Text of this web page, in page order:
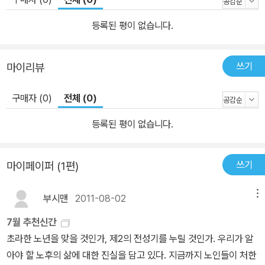
에디터가 직접 취재한 파리의 소녀스러운 인테리어를 풍성한 사진과
글로 엮어냈다. 컬러풀한 인테리어 잡화와 앙증맞은 핸드메이드 소
스러운 파리의 걸리시 숍가이드와 함께 만나볼 수 있다 파리의 감각
을 배우고 싶다면 놓치지 말고 구매해야 할 '머스트 바이 북'. 2009년
| 128면 | 13,000원 #2 파리의 오피스 스타일 전 세계의 트렌드를
주도하는 파리지앵들은 어떤 오피스에서 근무할까? 파란 하늘이 올
려다 보이는 개방형 천장 아래에서 작업을 하고, 수백 종류의 잡지와
고, 저녁이면 직장 동료들과 에펠탑이 내려다 보이는 옥상에서 바비
큐 파티를 즐기는 파리의 크리에이터들. 아이디어가 절로 샘솟는 감
각적인 그들만의 오피스 인테리어를 배워볼 수 있는 책. 2009년 | 12
8면 | 13,000원 #3 파리에서 발견한 단독주택 인테리어 파리에 꼭
꼭 숨어 있는 멋진 단독주택들이 한가득! 자신의 개성을 한껏 살린 인
테리어로 무장한 기발하고 저렴하며 쾌적한 단독주택들을 소개한다.
<파리에서 발견한 단독주택 인테리어>에서는 보석 같은 단독주택의
등록된 평이 없습니다.
마이리뷰 쓰기
구매자 (0) 전체 (0)
등록된 평이 없습니다.
마이페이퍼 (1편) 쓰기
부시맨 2011-08-02
7월 추천신간
초라한 노년을 맞을 것인가, 제2의 전성기를 누릴 것인가. 우리가 알
아야 할 노후의 삶에 대한 진실을 담고 있다. 지금까지 노인들이 처한